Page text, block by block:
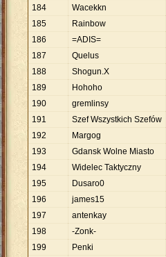
184
Wacekkn
185
Rainbow
186
=ADIS=
187
Quelus
188
Shogun.X
189
Hohoho
190
gremlinsy
191
Szef Wszystkich Szefów
192
Margog
193
Gdansk Wolne Miasto
194
Widelec Taktyczny
195
Dusaro0
196
james15
197
antenkay
198
-Zonk-
199
Penki